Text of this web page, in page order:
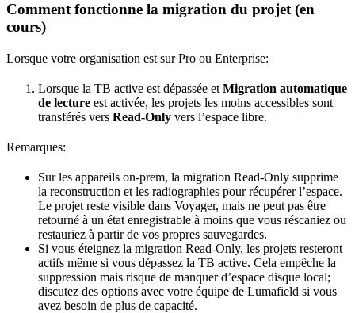
Comment fonctionne la migration du projet (en
cours)
Lorsque votre organisation est sur Pro ou Enterprise:
Lorsque la TB active est dépassée et Migration automatique
de lecture est activée, les projets les moins accessibles sont
transférés vers Read‐Only vers l’espace libre.
Remarques:
Sur les appareils on-prem, la migration Read‐Only supprime
la reconstruction et les radiographies pour récupérer l’espace.
Le projet reste visible dans Voyager, mais ne peut pas être
retourné à un état enregistrable à moins que vous réscaniez ou
restauriez à partir de vos propres sauvegardes.
Si vous éteignez la migration Read‐Only, les projets resteront
actifs même si vous dépassez la TB active. Cela empêche la
suppression mais risque de manquer d’espace disque local;
discutez des options avec votre équipe de Lumafield si vous
avez besoin de plus de capacité.